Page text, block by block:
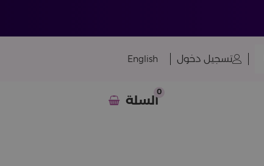
تسجيل دخول English
السلة
0